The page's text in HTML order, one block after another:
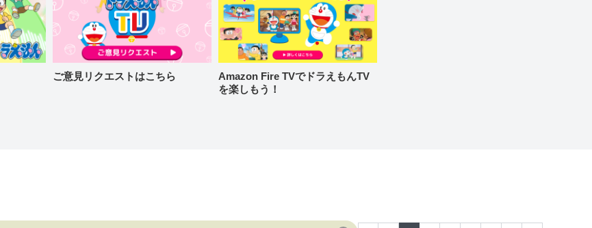
ご意見リクエストはこちら
Amazon Fire TVでドラえもんTV
を楽しもう！